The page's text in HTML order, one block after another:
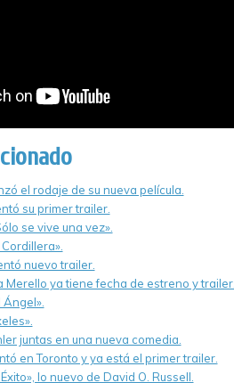
el rodaje de su nueva película.
su primer trailer.
se vive una vez».
nuevo trailer.
Merello ya tiene fecha de estreno y trailer.
juntas en una nueva comedia.
en Toronto y ya está el primer trailer.
lo nuevo de David O. Russell.